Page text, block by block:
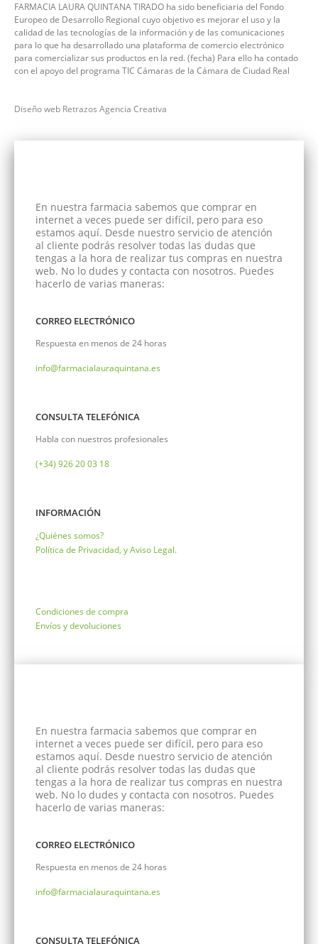
FARMACIA LAURA QUINTANA TIRADO ha sido beneficiaria del Fondo
Europeo de Desarrollo Regional cuyo objetivo es mejorar el uso y la
calidad de las tecnologías de la información y de las comunicaciones
para lo que ha desarrollado una plataforma de comercio electrónico
para comercializar sus productos en la red. (fecha) Para ello ha contado
con el apoyo del programa TIC Cámaras de la Cámara de Ciudad Real
Diseño web Retrazos Agencia Creativa
En nuestra farmacia sabemos que comprar en
internet a veces puede ser difícil, pero para eso
estamos aquí. Desde nuestro servicio de atención
al cliente podrás resolver todas las dudas que
tengas a la hora de realizar tus compras en nuestra
web. No lo dudes y contacta con nosotros. Puedes
hacerlo de varias maneras:
CORREO ELECTRÓNICO
Respuesta en menos de 24 horas
info@farmacialauraquintana.es
CONSULTA TELEFÓNICA
Habla con nuestros profesionales
(+34) 926 20 03 18
INFORMACIÓN
¿Quiénes somos?
Política de Privacidad, y Aviso Legal.
Condiciones de compra
Envíos y devoluciones
En nuestra farmacia sabemos que comprar en
internet a veces puede ser difícil, pero para eso
estamos aquí. Desde nuestro servicio de atención
al cliente podrás resolver todas las dudas que
tengas a la hora de realizar tus compras en nuestra
web. No lo dudes y contacta con nosotros. Puedes
hacerlo de varias maneras:
CORREO ELECTRÓNICO
Respuesta en menos de 24 horas
info@farmacialauraquintana.es
CONSULTA TELEFÓNICA